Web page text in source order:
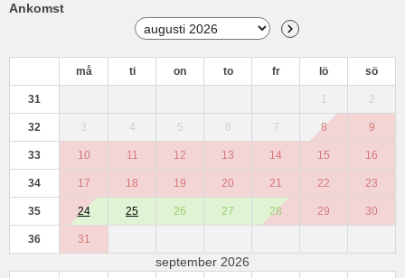
Ankomst
må ti on to fr lö sö
31 1 2
32 3 4 5 6 7 8 9
33 10 11 12 13 14 15 16
34 17 18 19 20 21 22 23
35 24 25 26 27 28 29 30
36 31
september 2026